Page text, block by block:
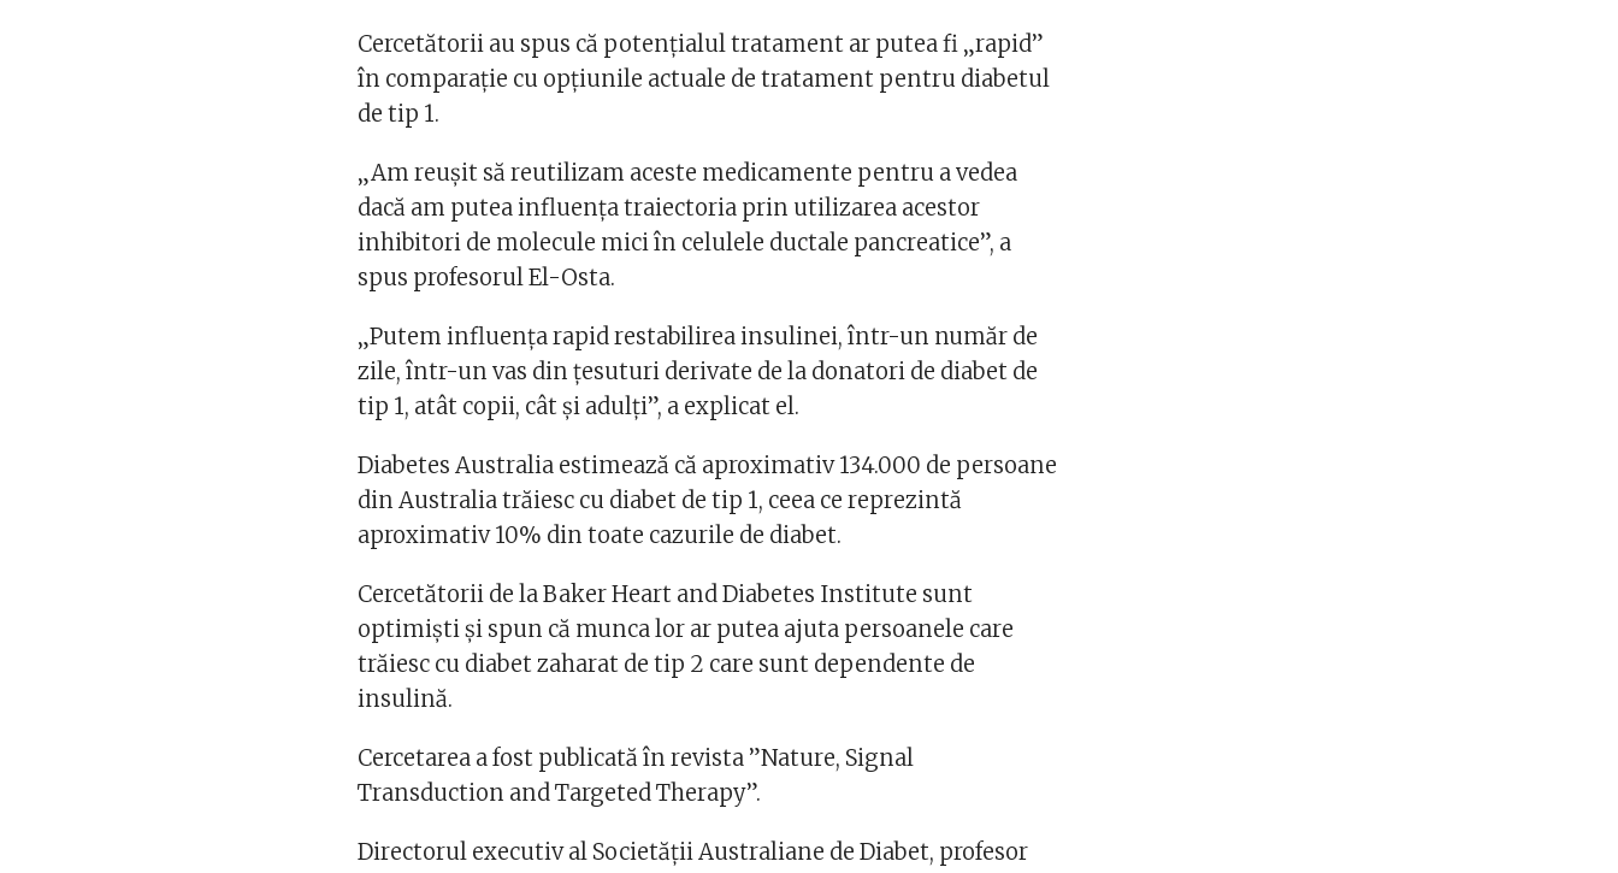
Cercetătorii au spus că potențialul tratament ar putea fi „rapid”
în comparație cu opțiunile actuale de tratament pentru diabetul
de tip 1.
„Am reușit să reutilizam aceste medicamente pentru a vedea
dacă am putea influența traiectoria prin utilizarea acestor
inhibitori de molecule mici în celulele ductale pancreatice”, a
spus profesorul El-Osta.
„Putem influența rapid restabilirea insulinei, într-un număr de
zile, într-un vas din țesuturi derivate de la donatori de diabet de
tip 1, atât copii, cât și adulți”, a explicat el.
Diabetes Australia estimează că aproximativ 134.000 de persoane
din Australia trăiesc cu diabet de tip 1, ceea ce reprezintă
aproximativ 10% din toate cazurile de diabet.
Cercetătorii de la Baker Heart and Diabetes Institute sunt
optimişti și spun că munca lor ar putea ajuta persoanele care
trăiesc cu diabet zaharat de tip 2 care sunt dependente de
insulină.
Cercetarea a fost publicată în revista ”Nature, Signal
Transduction and Targeted Therapy”.
Directorul executiv al Societății Australiane de Diabet, profesor